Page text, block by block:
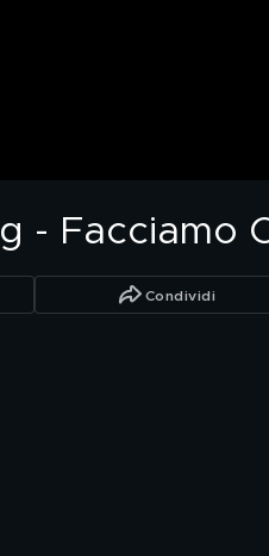
- Facciamo
Condividi